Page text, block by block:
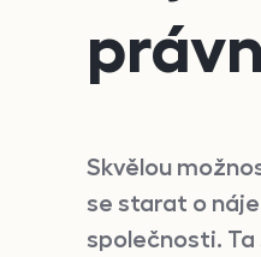
Skvělou
se starat o
společnosti. Ta